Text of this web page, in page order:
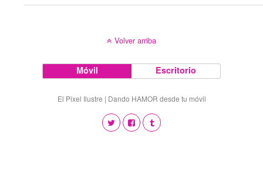
Volver arriba
Móvil Escritorio
El Pixel Ilustre | Dando HAMOR desde tu móvil